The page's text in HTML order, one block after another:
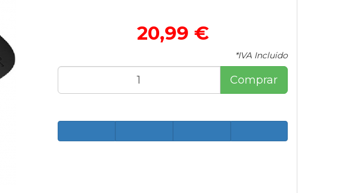
20,99 €
*IVA Incluido
Comprar